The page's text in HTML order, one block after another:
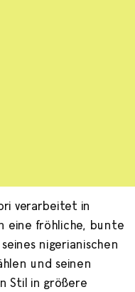
verarbeitet in
eine fröhliche, bunte
nigerianischen
und seinen
Stil in größere